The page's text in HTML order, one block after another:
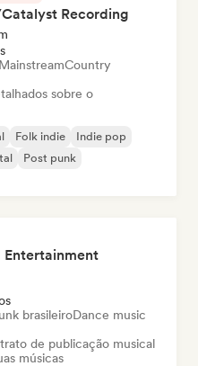
Recording
Country
sobre o
Folk indie
Indie pop
Post punk
Entertainment
brasileiroDance music
de publicação musical
músicas